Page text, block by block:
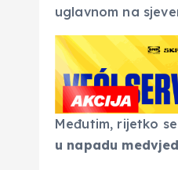
uglavnom na
Međutim, rijetko
u napadu